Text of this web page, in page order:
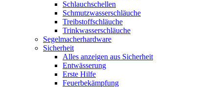
Schlauchschellen
Schmutzwasserschläuche
Treibstoffschläuche
Trinkwasserschläuche
Segelmacherhardware
Sicherheit
Alles anzeigen aus Sicherheit
Entwässerung
Erste Hilfe
Feuerbekämpfung